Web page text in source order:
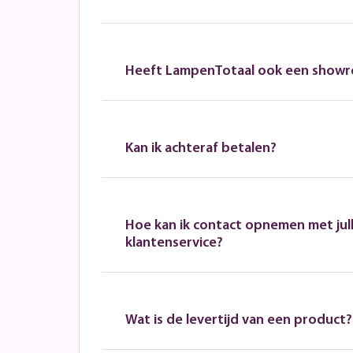
Heeft LampenTotaal ook een
Kan ik achteraf betalen?
Hoe kan ik contact opnemen met
klantenservice?
Wat is de levertijd van een product?